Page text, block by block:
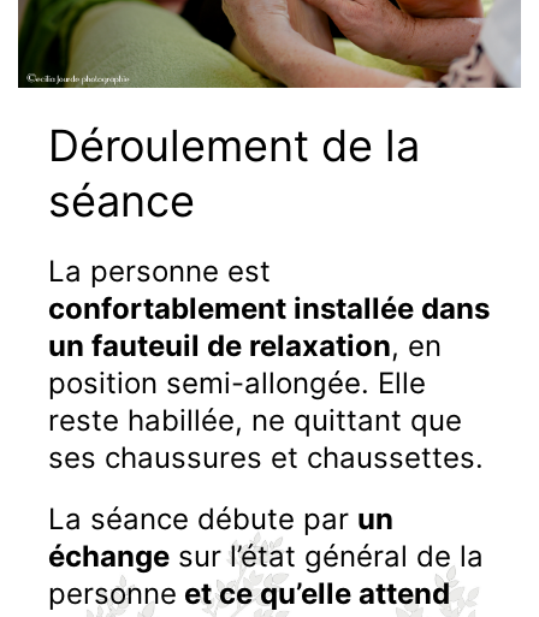
Déroulement de la
séance
La personne est
confortablement installée dans
un fauteuil de relaxation, en
position semi-allongée. Elle
reste habillée, ne quittant que
ses chaussures et chaussettes.
La séance débute par un
échange sur l’état général de la
personne et ce qu’elle attend